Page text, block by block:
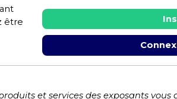
être
et services des exposants